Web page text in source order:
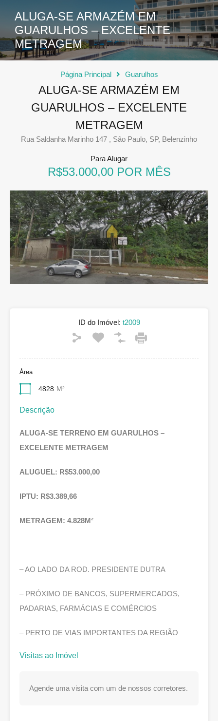
ALUGA-SE ARMAZÉM EM
GUARULHOS – EXCELENTE
METRAGEM
Página Principal Guarulhos
ALUGA-SE ARMAZÉM EM
GUARULHOS – EXCELENTE
METRAGEM
Rua Saldanha Marinho 147 , São Paulo, SP, Belenzinho
Para Alugar
R$53.000,00 POR MÊS
ID do Imóvel: t2009
Área
4828 M²
Descrição
ALUGA-SE TERRENO EM GUARULHOS –
EXCELENTE METRAGEM
ALUGUEL: R$53.000,00
IPTU: R$3.389,66
METRAGEM: 4.828M²
– AO LADO DA ROD. PRESIDENTE DUTRA
– PRÓXIMO DE BANCOS, SUPERMERCADOS,
PADARIAS, FARMÁCIAS E COMÉRCIOS
– PERTO DE VIAS IMPORTANTES DA REGIÃO
Visitas ao Imóvel
Agende uma visita com um de nossos corretores.